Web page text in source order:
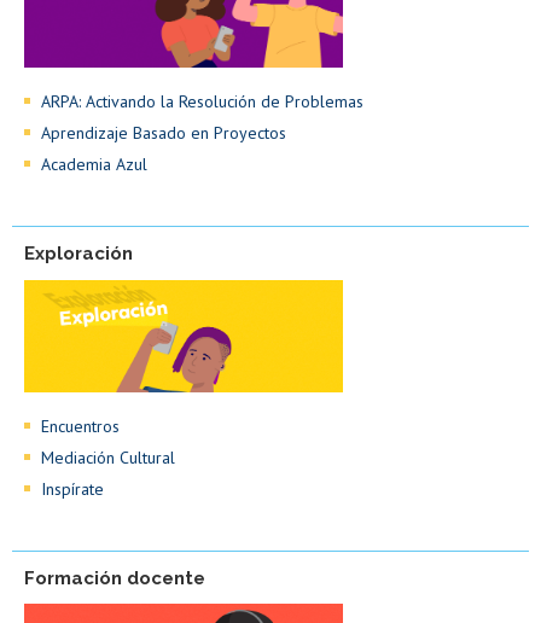
ARPA: Activando la Resolución de Problemas
Aprendizaje Basado en Proyectos
Academia Azul
Exploración
Encuentros
Mediación Cultural
Inspírate
Formación docente